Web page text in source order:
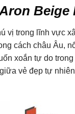
Beige
vị trong lĩnh vực
cách châu Âu,
xoắn tự do
vẻ đẹp tự